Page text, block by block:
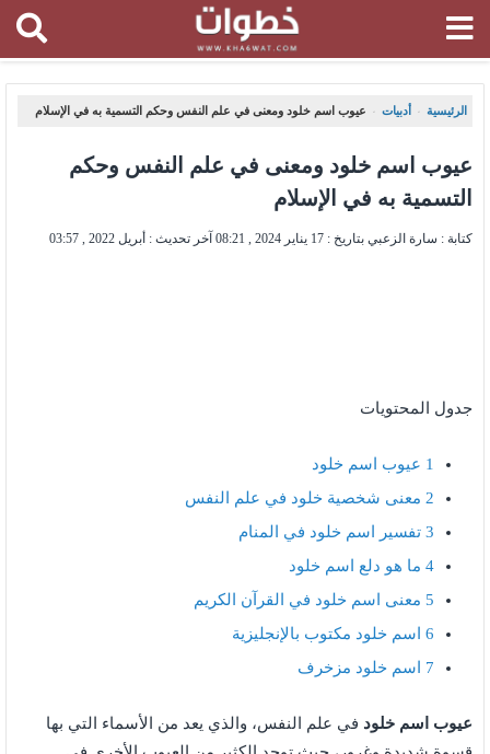
الرئيسية ، أدبيات ، عيوب اسم خلود ومعنى في علم النفس وحكم التسمية به في الإسلام
عيوب اسم خلود ومعنى في علم النفس وحكم
التسمية به في الإسلام
كتابة : سارة الزعبي بتاريخ : 17 يناير 2024 , 08:21 آخر تحديث : أبريل 2022 , 03:57
جدول المحتويات
1 عيوب اسم خلود
2 معنى شخصية خلود في علم النفس
3 تفسير اسم خلود في المنام
4 ما هو دلع اسم خلود
5 معنى اسم خلود في القرآن الكريم
6 اسم خلود مكتوب بالإنجليزية
7 اسم خلود مزخرف
عيوب اسم خلود في علم النفس، والذي يعد من الأسماء التي بها